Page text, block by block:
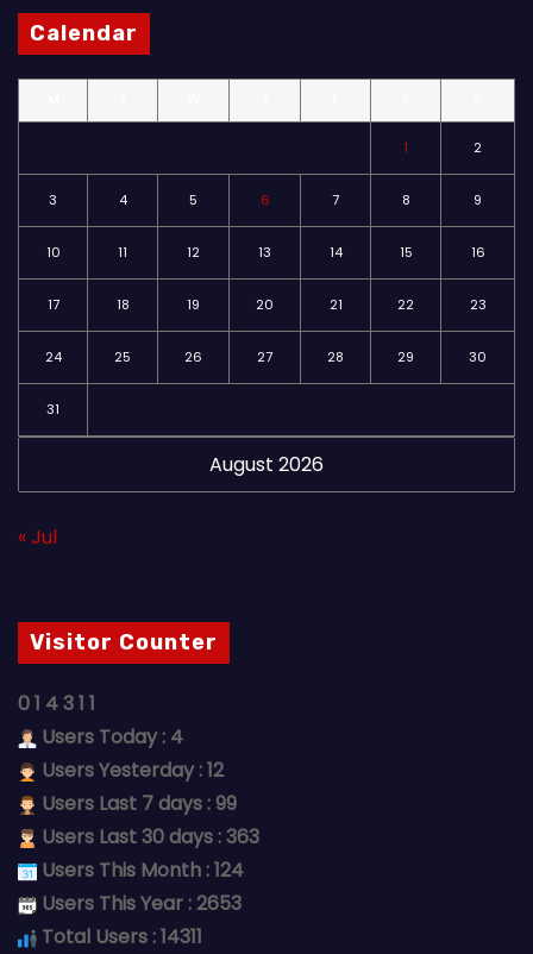
Calendar
August 2026
1 2
3 4 5 6 7 8 9
10 11 12 13 14 15 16
17 18 19 20 21 22 23
24 25 26 27 28 29 30
31
« Jul
Visitor Counter
01 431 1
Users Today : 4
Users Yesterday : 12
Users Last 7 days : 99
Users Last 30 days : 363
Users This Month : 124
Users This Year : 2653
Total Users : 14311